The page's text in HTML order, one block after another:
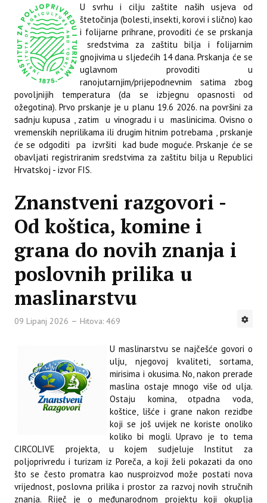
U svrhu i cilju zaštite naših usjeva od
štetočinja (bolesti, insekti, korovi i slično) kao
i folijarne prihrane, provoditi će se prskanja
sredstvima za zaštitu bilja i folijarnim
gnojivima u sljedećih 14 dana. Prskanja će se
uglavnom provoditi u
ranojutarnjim/prijepodnevnim satima zbog
povoljnijih temperatura (da se izbjegnu opasnosti od
ožegotina). Prvo prskanje je u planu 19.6 2026. na površini za
sadnju kupusa , zatim u vinogradu i u maslinicima. Ovisno o
vremenskih neprilikama ili drugim hitnim potrebama , prskanje
će se odgoditi pa izvršiti kad bude moguće. Prskanje će se
obavljati registriranim sredstvima za zaštitu bilja u Republici
Hrvatskoj - izvor FIS.
Znanstveni razgovori -
Od koštica, komine i
grana do novih znanja i
poslovnih prilika u
maslinarstvu
09 Lipanj 2026 Hitova: 469
U maslinarstvu se najčešće govori o
ulju, njegovoj kvaliteti, sortama,
mirisima i okusima. No, nakon prerade
maslina ostaje mnogo više od ulja.
Ostaju komina, otpadna voda,
koštice, lišće i grane nakon rezidbe
koji se još uvijek ne koriste onoliko
koliko bi mogli. Upravo je to tema
CIRCOLIVE projekta, u kojem sudjeluje Institut za
poljoprivredu i turizam iz Poreča, a koji želi pokazati da ono
što se često promatra kao nusproizvod može postati nova
vrijednost, poslovna prilika i prostor za razvoj novih stručnih
znanja. Riječ je o međunarodnom projektu koji okuplja